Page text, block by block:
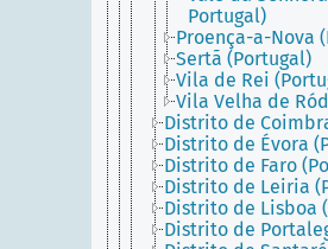
Portugal)
Proença-a-Nova
Sertã (Portugal)
Vila de Rei
Vila Velha de
Distrito de
Distrito de Évora
Distrito de Faro
Distrito de Leiria
Distrito de Lisboa
Distrito de